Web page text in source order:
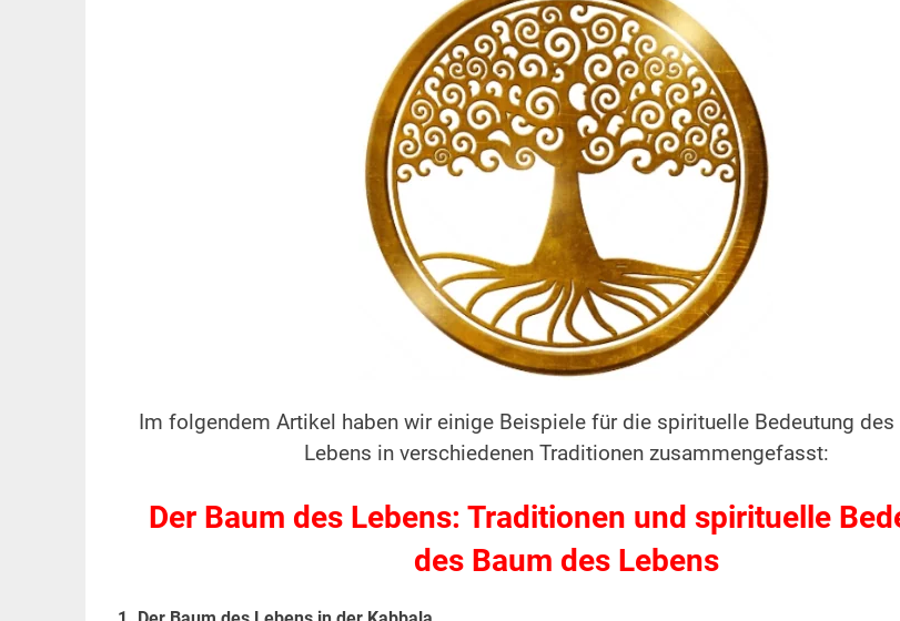
Im folgendem Artikel haben wir einige Beispiele für die spirituelle Bedeutung des
Lebens in verschiedenen Traditionen zusammengefasst:
Der Baum des Lebens: Traditionen und spirituelle
des Baum des Lebens